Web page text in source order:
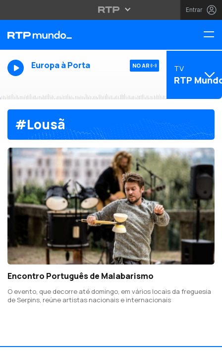
Entrar
Europa à Porta NO AR TV
RTP
#Lousã
Encontro Português de Malabarismo
O evento, que decorre até domingo, em vários locais da freguesia
de Serpins, reúne artistas nacionais e internacionais